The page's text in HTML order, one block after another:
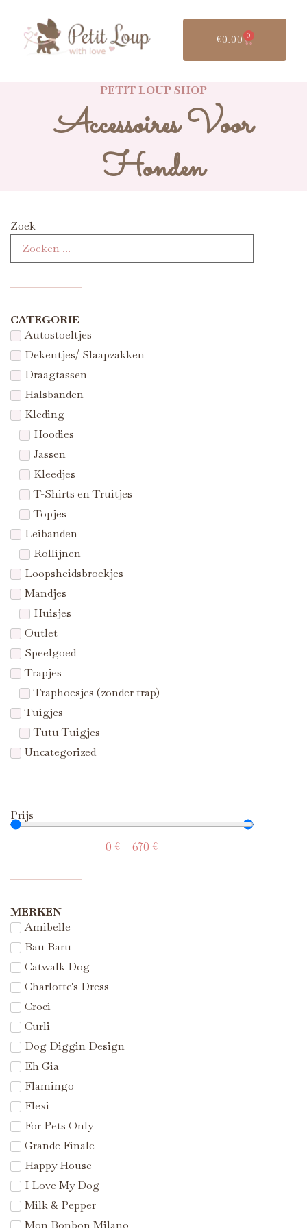
€0.00 0
PETIT LOUP SHOP
Accessoires Voor
Honden
Zoek
CATEGORIE
Autostoeltjes
Dekentjes/ Slaapzakken
Draagtassen
Halsbanden
Kleding
Hoodies
Jassen
Kleedjes
T-Shirts en Truitjes
Topjes
Leibanden
Rollijnen
Loopsheidsbroekjes
Mandjes
Huisjes
Outlet
Speelgoed
Trapjes
Traphoesjes (zonder trap)
Tuigjes
Tutu Tuigjes
Uncategorized
Prijs
0€ —670€
MERKEN
Amibelle
Bau Baru
Catwalk Dog
Charlotte's Dress
Croci
Curli
Dog Diggin Design
Eh Gia
Flamingo
Flexi
For Pets Only
Grande Finale
Happy House
I Love My Dog
Milk & Pepper
Mon Bonbon Milano